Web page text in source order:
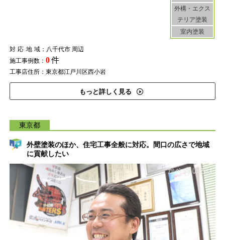
外構・エクス
テリア塗装
室内塗装
対応地域：八千代市 周辺
施工事例数： 0件
工事店住所：東京都江戸川区西小岩
もっと詳しく見る
東京都
外壁塗装のほか、住宅工事全般に対応。間口の広さで地域
に貢献したい